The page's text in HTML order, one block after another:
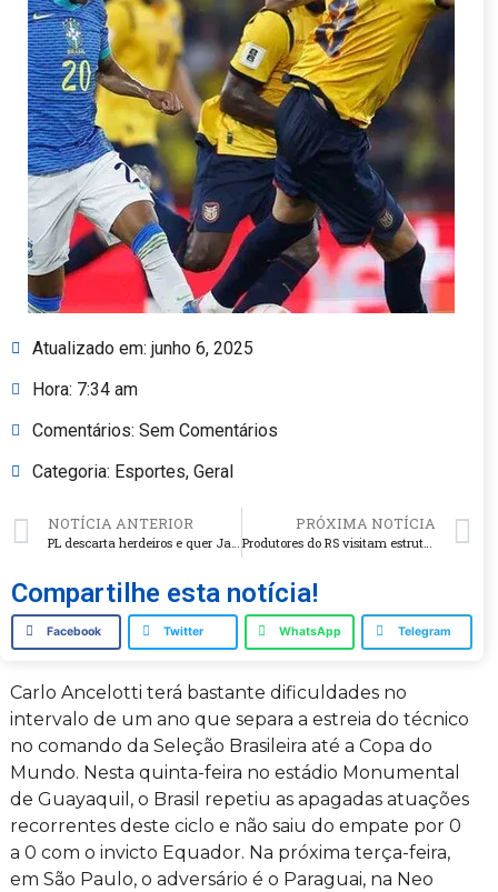
Atualizado em: junho 6, 2025
Hora: 7:34 am
Comentários: Sem Comentários
Categoria: Esportes, Geral
NOTÍCIA ANTERIOR PRÓXIMA NOTÍCIA
Produtores do RS visitam estruturas industriais da Cooperalfa em SC e conhecem novas tecnologias
Compartilhe esta notícia!
Facebook Twitter WhatsApp Telegram
Carlo Ancelotti terá bastante dificuldades no
intervalo de um ano que separa a estreia do técnico
no comando da Seleção Brasileira até a Copa do
Mundo. Nesta quinta-feira no estádio Monumental
de Guayaquil, o Brasil repetiu as apagadas atuações
recorrentes deste ciclo e não saiu do empate por 0
a 0 com o invicto Equador. Na próxima terça-feira,
em São Paulo, o adversário é o Paraguai, na Neo